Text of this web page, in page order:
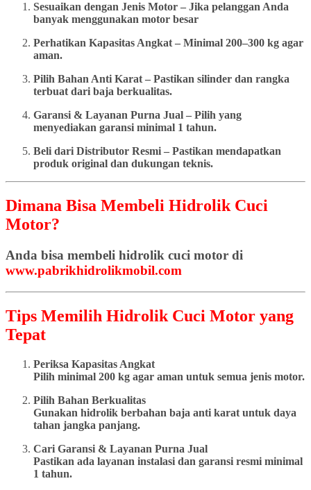
Sesuaikan dengan Jenis Motor – Jika pelanggan Anda
banyak menggunakan motor besar
Perhatikan Kapasitas Angkat – Minimal 200–300 kg agar
aman.
Pilih Bahan Anti Karat – Pastikan silinder dan rangka
terbuat dari baja berkualitas.
Garansi & Layanan Purna Jual – Pilih yang
menyediakan garansi minimal 1 tahun.
Beli dari Distributor Resmi – Pastikan mendapatkan
produk original dan dukungan teknis.
Dimana Bisa Membeli Hidrolik Cuci
Motor?
Anda bisa membeli hidrolik cuci motor di
www.pabrikhidrolikmobil.com
Tips Memilih Hidrolik Cuci Motor yang
Tepat
Periksa Kapasitas Angkat
Pilih minimal 200 kg agar aman untuk semua jenis motor.
Pilih Bahan Berkualitas
Gunakan hidrolik berbahan baja anti karat untuk daya
tahan jangka panjang.
Cari Garansi & Layanan Purna Jual
Pastikan ada layanan instalasi dan garansi resmi minimal
1 tahun.